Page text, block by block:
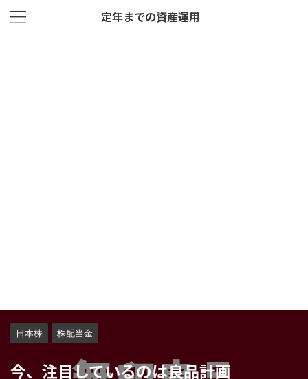
定年までの資産運用
日本株 株配当金
今、注目しているのは良品計画